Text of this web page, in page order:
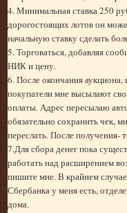
4. Минимальная ставка 250
дорогостоящих лотов он
начальную ставку сделать
5. Торговаться, добавляя
НИК и цену.
6. После окончания
покупатели мне высылают
оплаты. Адрес пересылаю
обязательно сохранить чек,
переслать. После получения-
7.Для сбора денег пока
работать над расширением
пишите мне. В крайнем
Сбербанка у меня есть,
дома.